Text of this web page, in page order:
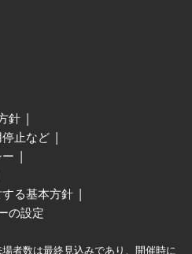
針
止など
る基本方針
の設定
者数は最終見込みであり、開催時に